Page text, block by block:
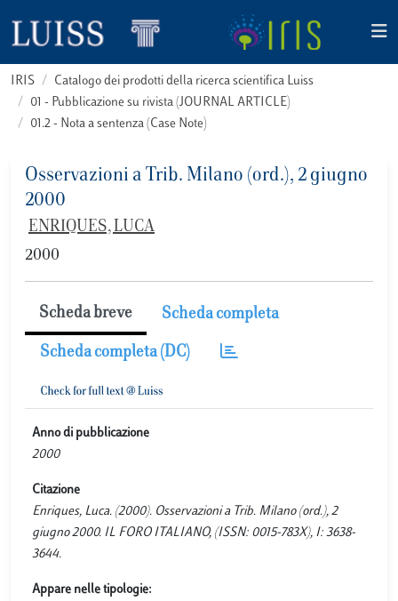
IRIS
Catalogo dei prodotti della ricerca scientifica Luiss
01 - Pubblicazione su rivista (JOURNAL ARTICLE)
01.2 - Nota a sentenza (Case Note)
Osservazioni a Trib. Milano (ord.), 2 giugno
2000
ENRIQUES, LUCA
2000
Scheda breve Scheda completa
Scheda completa (DC)
Anno di pubblicazione
2000
Citazione
Enriques, Luca. (2000). Osservazioni a Trib. Milano (ord.), 2
giugno 2000. IL FORO ITALIANO, (ISSN: 0015-783X), I: 3638-
3644.
Appare nelle tipologie: